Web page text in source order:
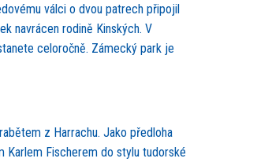
válci o dvou patrech připojil
navrácen rodině Kinských. V
celoročně. Zámecký park je
z Harrachu. Jako předloha
Karlem Fischerem do stylu tudorské